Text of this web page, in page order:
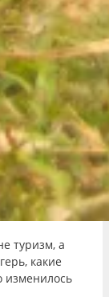
туризм, а
какие
изменилось